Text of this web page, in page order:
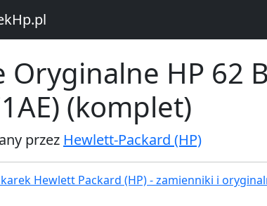
Oryginalne HP 62
(komplet)
przez Hewlett-Packard (HP)
Hewlett Packard (HP) - zamienniki i